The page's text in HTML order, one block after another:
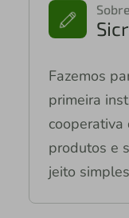
Fazemos
primeira
cooperativa
produtos e
jeito